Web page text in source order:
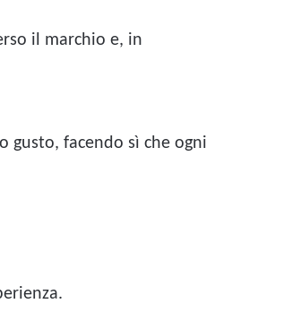
il marchio e, in
gusto, facendo sì che ogni